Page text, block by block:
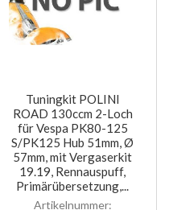
Tuningkit POLINI
ROAD 130ccm 2-Loch
für Vespa PK80-125
S/PK125 Hub 51mm, Ø
57mm, mit Vergaserkit
19.19, Rennauspuff,
Primärübersetzung,...
Artikelnummer: